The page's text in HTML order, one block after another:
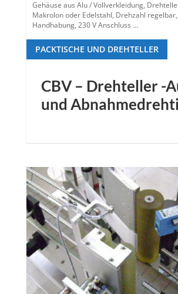
Gehäuse aus Alu / Vollverkleidung,
Makrolon oder Edelstahl, Drehzahl
Handhabung, 230 V Anschluss …
CBV – Drehteller -
und
PACKTISCHE UND DREHTELLER